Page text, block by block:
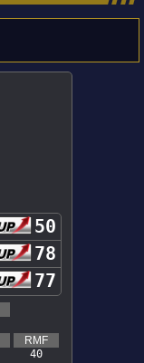
50
78
77
RMF
40